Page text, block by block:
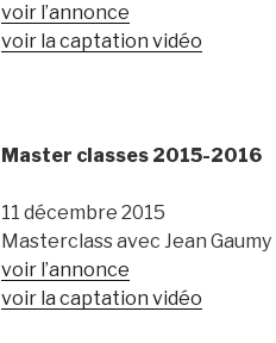
voir l’annonce
voir la captation vidéo
Master classes 2015-2016
11 décembre 2015
Masterclass avec Jean
voir l’annonce
voir la captation vidéo